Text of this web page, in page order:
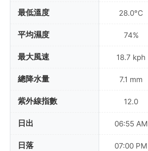
最低溫度
平均濕度
最大風速
總降水量
紫外線指數
日出
日落
28.0°C
74%
18.7 kph
7.1 mm
12.0
06:55 AM
07:00 PM